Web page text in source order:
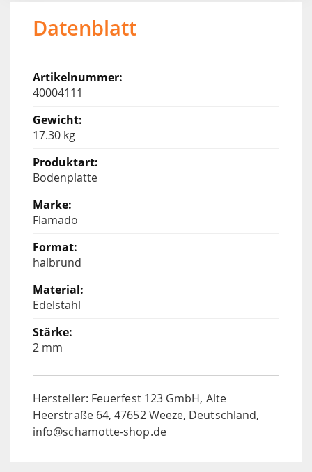
Datenblatt
40004111
17.30 kg
Bodenplatte
Flamado
halbrund
Edelstahl
2 mm
Hersteller: Feuerfest 123 GmbH, Alte
Heerstraße 64, 47652 Weeze, Deutschland,
info@schamotte-shop.de